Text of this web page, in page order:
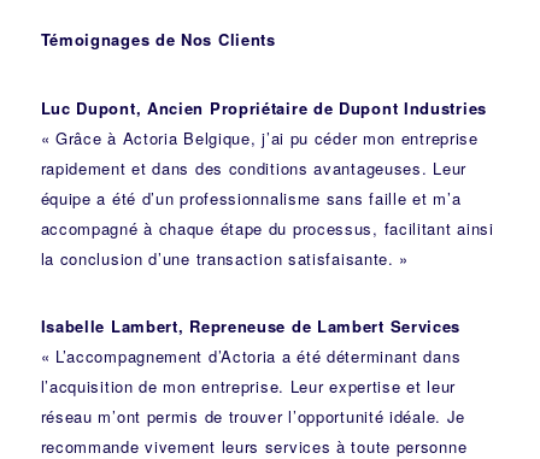
Témoignages de Nos Clients
Luc Dupont, Ancien Propriétaire de Dupont Industries
« Grâce à Actoria Belgique, j’ai pu céder mon entreprise
rapidement et dans des conditions avantageuses. Leur
équipe a été d’un professionnalisme sans faille et m’a
accompagné à chaque étape du processus, facilitant ainsi
la conclusion d’une transaction satisfaisante. »
Isabelle Lambert, Repreneuse de Lambert Services
« L’accompagnement d’Actoria a été déterminant dans
l’acquisition de mon entreprise. Leur expertise et leur
réseau m’ont permis de trouver l’opportunité idéale. Je
recommande vivement leurs services à toute personne